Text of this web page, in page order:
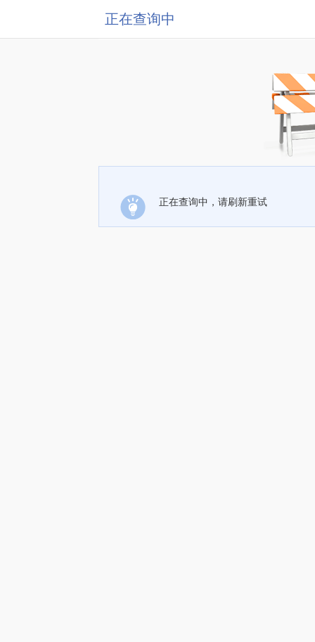
正在查询中
正在查询中，请刷新重试